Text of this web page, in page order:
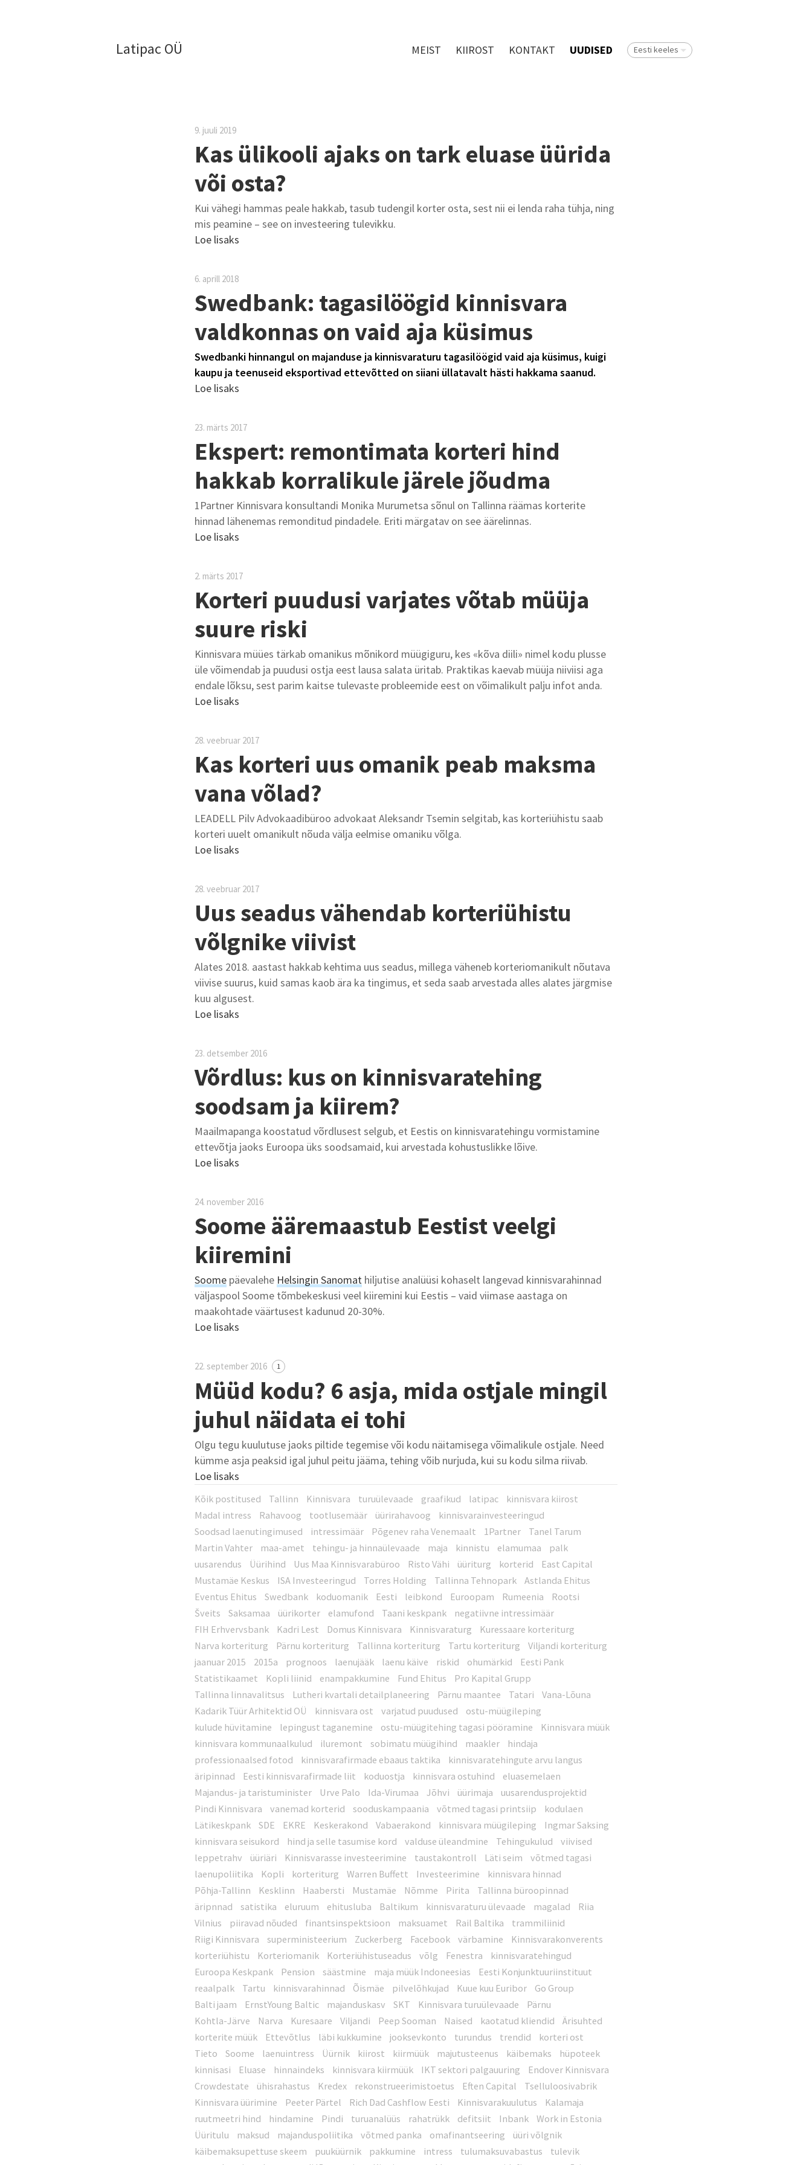
Latipac OÜ MEIST KIIROST KONTAKT UUDISED Eesti keeles
9. juuli 2019
Kas ülikooli ajaks on tark eluase üürida
või osta?
Kui vähegi hammas peale hakkab, tasub tudengil korter osta, sest nii ei lenda raha tühja, ning
mis peamine – see on investeering tulevikku.
Loe lisaks
6. aprill 2018
Swedbank: tagasilöögid kinnisvara
valdkonnas on vaid aja küsimus
Swedbanki hinnangul on majanduse ja kinnisvaraturu tagasilöögid vaid aja küsimus, kuigi
kaupu ja teenuseid eksportivad ettevõtted on siiani üllatavalt hästi hakkama saanud.
Loe lisaks
23. märts 2017
Ekspert: remontimata korteri hind
hakkab korralikule järele jõudma
1Partner Kinnisvara konsultandi Monika Murumetsa sõnul on Tallinna räämas korterite
hinnad lähenemas remonditud pindadele. Eriti märgatav on see äärelinnas.
Loe lisaks
2. märts 2017
Korteri puudusi varjates võtab müüja
suure riski
Kinnisvara müües tärkab omanikus mõnikord müügiguru, kes «kõva diili» nimel kodu plusse
üle võimendab ja puudusi ostja eest lausa salata üritab. Praktikas kaevab müüja niiviisi aga
endale lõksu, sest parim kaitse tulevaste probleemide eest on võimalikult palju infot anda.
Loe lisaks
28. veebruar 2017
Kas korteri uus omanik peab maksma
vana võlad?
LEADELL Pilv Advokaadibüroo advokaat Aleksandr Tsemin selgitab, kas korteriühistu saab
korteri uuelt omanikult nõuda välja eelmise omaniku võlga.
Loe lisaks
28. veebruar 2017
Uus seadus vähendab korteriühistu
võlgnike viivist
Alates 2018. aastast hakkab kehtima uus seadus, millega väheneb korteriomanikult nõutava
viivise suurus, kuid samas kaob ära ka tingimus, et seda saab arvestada alles alates järgmise
kuu algusest.
Loe lisaks
23. detsember 2016
Võrdlus: kus on kinnisvaratehing
soodsam ja kiirem?
Maailmapanga koostatud võrdlusest selgub, et Eestis on kinnisvaratehingu vormistamine
ettevõtja jaoks Euroopa üks soodsamaid, kui arvestada kohustuslikke lõive.
Loe lisaks
24. november 2016
Soome ääremaastub Eestist veelgi
kiiremini
Soome päevalehe Helsingin Sanomat hiljutise analüüsi kohaselt langevad kinnisvarahinnad
väljaspool Soome tõmbekeskusi veel kiiremini kui Eestis – vaid viimase aastaga on
maakohtade väärtusest kadunud 20-30%.
Loe lisaks
22. september 2016 1
Müüd kodu? 6 asja, mida ostjale mingil
juhul näidata ei tohi
Olgu tegu kuulutuse jaoks piltide tegemise või kodu näitamisega võimalikule ostjale. Need
kümme asja peaksid igal juhul peitu jääma, tehing võib nurjuda, kui su kodu silma riivab.
Loe lisaks
Kõik postitused Tallinn Kinnisvara turuülevaade graafikud latipac
kinnisvara kiirost
Madal intress
Rahavoog tootlusemäär üürirahavoog
kinnisvarainvesteeringud
Soodsad laenutingimused
intressimäär Põgenev raha Venemaalt 1Partner
Tanel Tarum
Martin Vahter
maa-amet tehingu- ja hinnaülevaade maja kinnistu elamumaa
palk
uusarendus
Üürihind Uus Maa Kinnisvarabüroo Risto Vähi üüriturg korterid
East Capital
Mustamäe Keskus
ISA Investeeringud Torres Holding Tallinna Tehnopark
Astlanda Ehitus
Eventus Ehitus
Swedbank koduomanik Eesti leibkond Euroopam Rumeenia
Rootsi
Šveits
Saksamaa üürikorter elamufond Taani keskpank
negatiivne intressimäär
FIH Erhvervsbank
Kadri Lest Domus Kinnisvara Kinnisvaraturg
Kuressaare korteriturg
Narva korteriturg
Pärnu korteriturg Tallinna korteriturg Tartu korteriturg
Viljandi korteriturg
jaanuar 2015
2015a prognoos laenujääk laenu käive riskid ohumärkid
Eesti Pank
Statistikaamet
Kopli liinid enampakkumine Fund Ehitus
Pro Kapital Grupp
Tallinna linnavalitsus
Lutheri kvartali detailplaneering Pärnu maantee Tatari
Vana-Lõuna
Kadarik Tüür Arhitektid OÜ
kinnisvara ost varjatud puudused
ostu-müügileping
kulude hüvitamine
lepingust taganemine ostu-müügitehing tagasi pööramine
Kinnisvara müük
kinnisvara kommunaalkulud
iluremont sobimatu müügihind maakler
hindaja
professionaalsed fotod
kinnisvarafirmade ebaaus taktika
kinnisvaratehingute arvu langus
äripinnad
Eesti kinnisvarafirmade liit koduostja kinnisvara ostuhind
eluasemelaen
Majandus- ja taristuminister
Urve Palo Ida-Virumaa Jõhvi üürimaja
uusarendusprojektid
Pindi Kinnisvara
vanemad korterid sooduskampaania võtmed tagasi printsiip
kodulaen
Lätikeskpank
SDE EKRE Keskerakond Vabaerakond kinnisvara müügileping
Ingmar Saksing
kinnisvara seisukord
hind ja selle tasumise kord valduse üleandmine Tehingukulud
viivised
leppetrahv
üüriäri Kinnisvarasse investeerimine taustakontroll Läti seim
võtmed tagasi
laenupoliitika
Kopli korteriturg Warren Buffett Investeerimine
kinnisvara hinnad
Põhja-Tallinn
Kesklinn Haabersti Mustamäe Nõmme Pirita
Tallinna büroopinnad
äripnnad
satistika eluruum ehitusluba Baltikum kinnisvaraturu ülevaade magalad
Riia
Vilnius
piiravad nõuded finantsinspektsioon maksuamet Rail Baltika
trammiliinid
Riigi Kinnisvara
superministeerium Zuckerberg Facebook värbamine
Kinnisvarakonverents
korteriühistu
Korteriomanik Korteriühistuseadus võlg Fenestra
kinnisvaratehingud
Euroopa Keskpank
Pension säästmine maja müük Indoneesias
Eesti Konjunktuuriinstituut
reaalpalk
Tartu kinnisvarahinnad Õismäe pilvelõhkujad Kuue kuu Euribor
Go Group
Balti jaam
ErnstYoung Baltic majanduskasv SKT Kinnisvara turuülevaade
Pärnu
Kohtla-Järve
Narva Kuresaare Viljandi Peep Sooman Naised kaotatud kliendid
Ärisuhted
korterite müük
Ettevõtlus läbi kukkumine jooksevkonto turundus trendid
korteri ost
Tieto
Soome laenuintress Üürnik kiirost kiirmüük majutusteenus käibemaks
hüpoteek
kinnisasi
Eluase hinnaindeks kinnisvara kiirmüük IKT sektori palgauuring
Endover Kinnisvara
Crowdestate
ühisrahastus Kredex rekonstrueerimistoetus Eften Capital
Tselluloosivabrik
Kinnisvara üürimine
Peeter Pärtel Rich Dad Cashflow Eesti Kinnisvarakuulutus
Kalamaja
ruutmeetri hind
hindamine Pindi turuanalüüs rahatrükk defitsiit Inbank
Work in Estonia
Üüritulu
maksud majanduspoliitika võtmed panka omafinantseering
üüri võlgnik
käibemaksupettuse skeem
puuküürnik pakkumine intress tulumaksuvabastus
tulevik